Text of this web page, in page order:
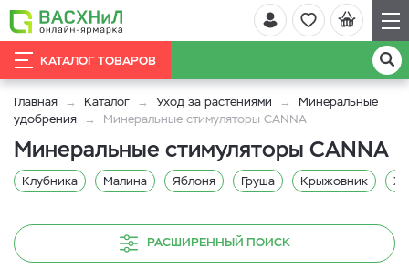
КАТАЛОГ ТОВАРОВ
Главная Каталог Уход за растениями
Минеральные
удобрения
Минеральные стимуляторы CANNA
Минеральные стимуляторы CANNA
Клубника Малина Яблоня Груша Крыжовник
РАСШИРЕННЫЙ ПОИСК